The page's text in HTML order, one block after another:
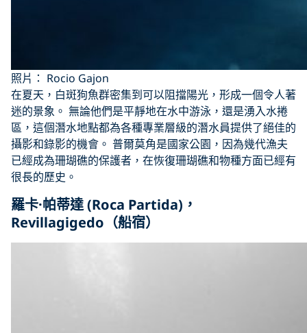
照片： Rocio Gajon
在夏天，白斑狗魚群密集到可以阻擋陽光，形成一個令人著
迷的景象。 無論他們是平靜地在水中游泳，還是湧入水捲
區，這個潛水地點都為各種專業層級的潛水員提供了絕佳的
攝影和錄影的機會。 普爾莫角是國家公園，因為幾代漁夫
已經成為珊瑚礁的保護者，在恢復珊瑚礁和物種方面已經有
很長的歷史。
羅卡·帕蒂達 (Roca Partida)，
Revillagigedo（船宿）